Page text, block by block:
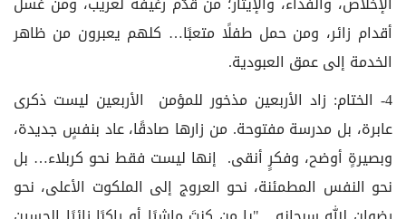
أقدام زائر، ومن حمل طفلًا متعبًا… كلهم يعبرون من ظاهر
الخدمة إلى عمق العبودية.
4- الختام: زاد الأربعين مذخور للمؤمن الأربعين ليست ذكرى
عابرة، بل مدرسة مفتوحة. من زارها صادقًا، عاد بنفسٍ جديدة،
وبصيرةٍ أوضح، وفكرٍ أنقى. إنها ليست فقط نحو كربلاء… بل
نحو النفس المطمئنة، نحو العروج إلى الملكوت الأعلى، نحو